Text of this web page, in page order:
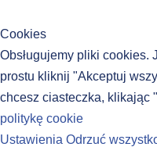
Cookies
Obsługujemy pliki cookies.
prostu kliknij "Akceptuj
chcesz ciasteczka, klikając
politykę cookie
Ustawienia Odrzuć